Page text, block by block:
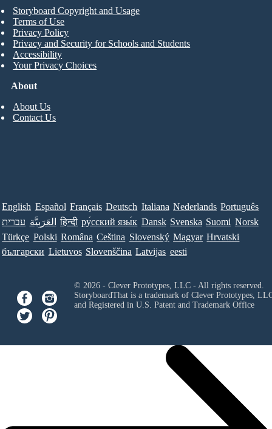
About
About Us
Contact Us
Storyboard Copyright and Usage
Terms of Use
Privacy Policy
Privacy and Security for Schools and Students
Accessibility
Your Privacy Choices
English Español Français Deutsch Italiana Nederlands Português
עברית العَرَبِيَّة हिन्दी ру́сский язы́к Dansk Svenska Suomi Norsk
Türkçe Polski Româna Ceština Slovenský Magyar Hrvatski
български Lietuvos Slovenščina Latvijas eesti
© 2026 - Clever Prototypes, LLC - All rights reserved.
StoryboardThat is a trademark of Clever Prototypes,
and Registered in U.S. Patent and Trademark Office